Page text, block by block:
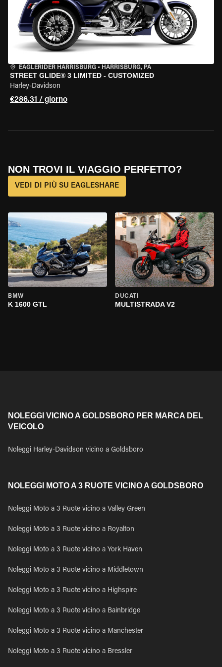
EAGLERIDER HARRISBURG • HARRISBURG, PA
STREET GLIDE® 3 LIMITED - CUSTOMIZED
Harley-Davidson
€286.31 / giorno
NON TROVI IL VIAGGIO PERFETTO?
VEDI DI PIÙ SU EAGLESHARE
BMW
K 1600 GTL
DUCATI
MULTISTRADA V2
NOLEGGI VICINO A GOLDSBORO PER MARCA DEL
VEICOLO
Noleggi Harley-Davidson vicino a Goldsboro
NOLEGGI MOTO A 3 RUOTE VICINO A GOLDSBORO
Noleggi Moto a 3 Ruote vicino a Valley Green
Noleggi Moto a 3 Ruote vicino a Royalton
Noleggi Moto a 3 Ruote vicino a York Haven
Noleggi Moto a 3 Ruote vicino a Middletown
Noleggi Moto a 3 Ruote vicino a Highspire
Noleggi Moto a 3 Ruote vicino a Bainbridge
Noleggi Moto a 3 Ruote vicino a Manchester
Noleggi Moto a 3 Ruote vicino a Bressler